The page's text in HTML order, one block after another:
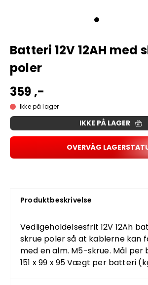
Batteri 12V 12AH med
poler
359 ,-
Ikke på lager
IKKE PÅ LAGER
OVERVÅG
Produktbeskrivelse
Vedligeholdelsesfrit 12V 12Ah
skrue poler så at kablerne kan
med en alm. M5-skrue. Mål
151 x 99 x 95 Vægt per batteri